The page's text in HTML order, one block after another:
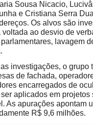
Sousa Nicacio,
e Cristiana Serra
Os alvos são
voltada ao desvio de
lavagem
investigações, o grupo
de fachada,
encarregados de
aplicados em
As apurações apontam
R$ 9,6 milhões.